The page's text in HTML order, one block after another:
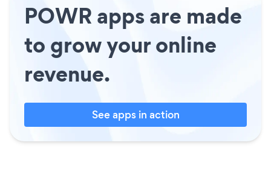
POWR apps are made
to grow your online
revenue.
See apps in action